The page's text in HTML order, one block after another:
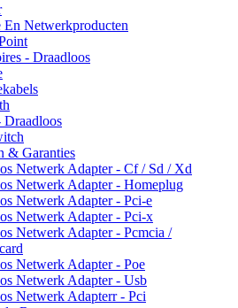
En Netwerkproducten
- Draadloos
Draadloos
& Garanties
Netwerk Adapter - Cf / Sd / Xd
Netwerk Adapter - Homeplug
Netwerk Adapter - Pci-e
Netwerk Adapter - Pci-x
Netwerk Adapter - Pcmcia /
Netwerk Adapter - Poe
Netwerk Adapter - Usb
Netwerk Adapterr - Pci